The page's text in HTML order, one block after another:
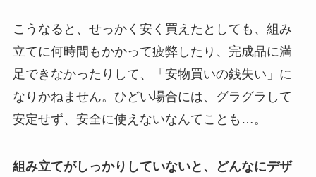
こうなると、せっかく安く買えたとしても、組み
立てに何時間もかかって疲弊したり、完成品に満
足できなかったりして、「安物買いの銭失い」に
なりかねません。ひどい場合には、グラグラして
安定せず、安全に使えないなんてことも…。
組み立てがしっかりしていないと、どんなにデザ